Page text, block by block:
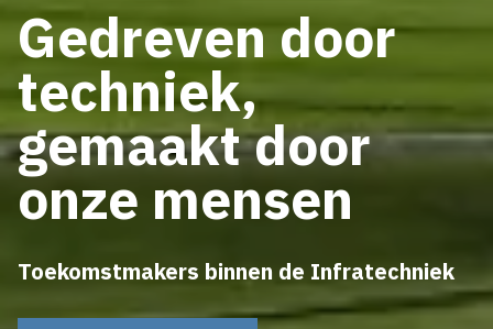
Gedreven door
techniek,
gemaakt door
onze mensen
Toekomstmakers binnen de Infratechniek